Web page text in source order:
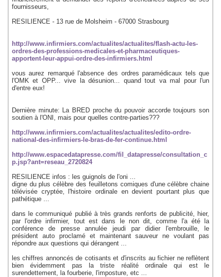
fournisseurs,
RESILIENCE - 13 rue de Molsheim - 67000 Strasbourg
http://www.infirmiers.com/actualites/actualites/flash-actu-les-
ordres-des-professions-medicales-et-pharmaceutiques-
apportent-leur-appui-ordre-des-infirmiers.html
vous aurez remarqué l'absence des ordres paramédicaux tels que
l'OMK et OPP... vive la désunion... quand tout va mal pour l'un
d'entre eux!
Dernière minute: La BRED proche du pouvoir accorde toujours son
soutien à l'ONI, mais pour quelles contre-parties???
http://www.infirmiers.com/actualites/actualites/edito-ordre-
national-des-infirmiers-le-bras-de-fer-continue.html
http://www.espacedatapresse.com/fil_datapresse/consultation_c
p.jsp?ant=reseau_2720824
RESILIENCE infos : les guignols de l'oni ...
digne du plus célèbre des feuilletons comiques d'une célèbre chaine
télévisée cryptée, l'histoire ordinale en devient pourtant plus que
pathétique ...
dans le communiqué publié à très grands renforts de publicité, hier,
par l'ordre infirmier, tout est dans le non dit, comme l'a été la
conférence de presse annulée jeudi par didier l'embrouille, le
président auto proclamé et maintenant sauveur ne voulant pas
répondre aux questions qui dérangent ...
les chiffres annoncés de cotisants et d'inscrits au fichier ne reflètent
bien évidemment pas la triste réalité ordinale qui est le
surendettement, la fourberie, l'imposture, etc ...